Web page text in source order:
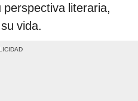
literaria,
vida.